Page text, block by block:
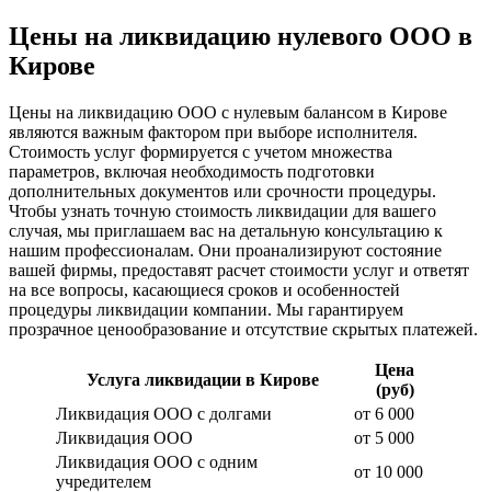
Цены на ликвидацию нулевого ООО в
Кирове
Цены на ликвидацию ООО с нулевым балансом в Кирове
являются важным фактором при выборе исполнителя.
Стоимость услуг формируется с учетом множества
параметров, включая необходимость подготовки
дополнительных документов или срочности процедуры.
Чтобы узнать точную стоимость ликвидации для вашего
случая, мы приглашаем вас на детальную консультацию к
нашим профессионалам. Они проанализируют состояние
вашей фирмы, предоставят расчет стоимости услуг и ответят
на все вопросы, касающиеся сроков и особенностей
процедуры ликвидации компании. Мы гарантируем
прозрачное ценообразование и отсутствие скрытых платежей.
Услуга ликвидации в Кирове
Цена
(руб)
Ликвидация ООО с долгами
от 6 000
Ликвидация ООО
от 5 000
Ликвидация ООО с одним
учредителем
от 10 000